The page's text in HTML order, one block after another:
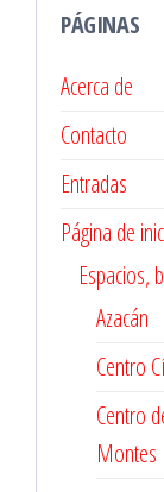
PÁGINAS
Acerca de
Contacto
Entradas
Página de
Espacios,
Azacán
Centro
Centro
Montes